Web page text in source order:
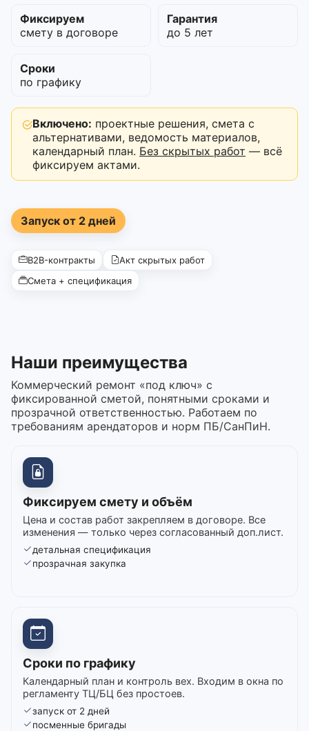
Фиксируем
смету в договоре
Гарантия
до 5 лет
Сроки
по графику
Включено: проектные решения, смета с
альтернативами, ведомость материалов,
календарный план. Без скрытых работ — всё
фиксируем актами.
Запуск от 2 дней
B2B-контракты
Акт скрытых работ
Смета + спецификация
Наши преимущества
Коммерческий ремонт «под ключ» с
фиксированной сметой, понятными сроками и
прозрачной ответственностью. Работаем по
требованиям арендаторов и норм ПБ/СанПиН.
Фиксируем смету и объём
Цена и состав работ закрепляем в договоре. Все
изменения — только через согласованный доп.лист.
детальная спецификация
прозрачная закупка
Сроки по графику
Календарный план и контроль вех. Входим в окна по
регламенту ТЦ/БЦ без простоев.
запуск от 2 дней
посменные бригады